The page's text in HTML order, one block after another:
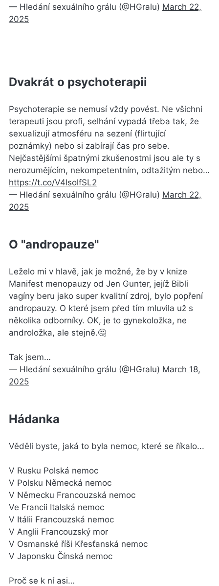
— Hledání sexuálního grálu (@HGralu) March 22,
2025
Dvakrát o psychoterapii
Psychoterapie se nemusí vždy povést. Ne všichni
terapeuti jsou profi, selhání vypadá třeba tak, že
sexualizují atmosféru na sezení (flirtující
poznámky) nebo si zabírají čas pro sebe.
Nejčastějšími špatnými zkušenostmi jsou ale ty s
nerozumějícím, nekompetentním, odtažitým nebo…
https://t.co/V4lsolfSL2
— Hledání sexuálního grálu (@HGralu) March 22,
2025
O "andropauze"
Leželo mi v hlavě, jak je možné, že by v knize
Manifest menopauzy od Jen Gunter, jejíž Bibli
vagíny beru jako super kvalitní zdroj, bylo popření
andropauzy. O které jsem před tím mluvila už s
několika odborníky. OK, je to gynekoložka, ne
androložka, ale stejně.🤔
Tak jsem…
— Hledání sexuálního grálu (@HGralu) March 18,
2025
Hádanka
Věděli byste, jaká to byla nemoc, které se říkalo...
V Rusku Polská nemoc
V Polsku Německá nemoc
V Německu Francouzská nemoc
Ve Francii Italská nemoc
V Itálii Francouzská nemoc
V Anglii Francouzský mor
V Osmanské říši Křesťanská nemoc
V Japonsku Čínská nemoc
Proč se k ní asi…